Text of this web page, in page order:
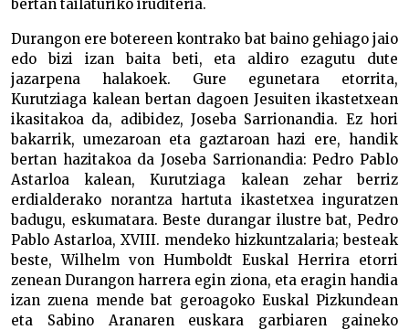
bertan tailaturiko iruditeria.
Durangon ere botereen kontrako bat baino gehiago jaio
edo bizi izan baita beti, eta aldiro ezagutu dute
jazarpena halakoek. Gure egunetara etorrita,
Kurutziaga kalean bertan dagoen Jesuiten ikastetxean
ikasitakoa da, adibidez, Joseba Sarrionandia. Ez hori
bakarrik, umezaroan eta gaztaroan hazi ere, handik
bertan hazitakoa da Joseba Sarrionandia: Pedro Pablo
Astarloa kalean, Kurutziaga kalean zehar berriz
erdialderako norantza hartuta ikastetxea inguratzen
badugu, eskumatara. Beste durangar ilustre bat, Pedro
Pablo Astarloa, XVIII. mendeko hizkuntzalaria; besteak
beste, Wilhelm von Humboldt Euskal Herrira etorri
zenean Durangon harrera egin ziona, eta eragin handia
izan zuena mende bat geroagoko Euskal Pizkundean
eta Sabino Aranaren euskara garbiaren gaineko